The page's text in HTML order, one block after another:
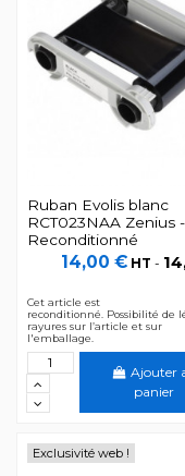
Ruban Evolis blanc
RCT023NAA Zenius -
Reconditionné
14,00 € HT -
Cet article est
reconditionné. Possibilité de
rayures sur l’article et sur
l'emballage.
Ajouter
panier
Exclusivité web !